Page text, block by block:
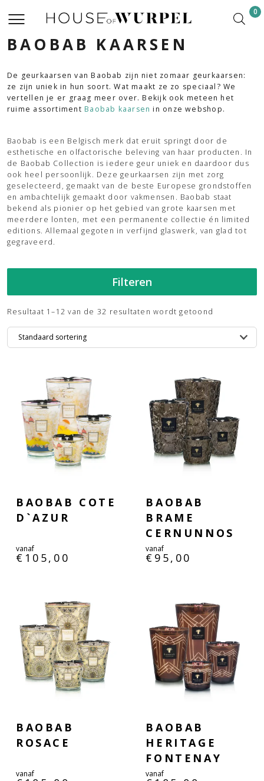
0
BAOBAB KAARSEN
De geurkaarsen van Baobab zijn niet zomaar geurkaarsen:
ze zijn uniek in hun soort. Wat maakt ze zo speciaal? We
vertellen je er graag meer over. Bekijk ook meteen het
ruime assortiment Baobab kaarsen in onze webshop.
Baobab is een Belgisch merk dat eruit springt door de
esthetische en olfactorische beleving van haar producten. In
de Baobab Collection is iedere geur uniek en daardoor dus
ook heel persoonlijk. Deze geurkaarsen zijn met zorg
geselecteerd, gemaakt van de beste Europese grondstoffen
en ambachtelijk gemaakt door vakmensen. Baobab staat
bekend als pionier op het gebied van grote kaarsen met
meerdere lonten, met een permanente collectie én limited
editions. Allemaal gegoten in verfijnd glaswerk, van glad tot
gegraveerd.
Filteren
Resultaat 1–12 van de 32 resultaten wordt getoond
BAOBAB COTE
D`AZUR
vanaf
€ 105,00
BAOBAB
BRAME
CERNUNNOS
vanaf
€ 95,00
BAOBAB
ROSACE
vanaf
BAOBAB
HERITAGE
FONTENAY
vanaf